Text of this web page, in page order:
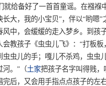
给备好了一首首童谣。在襁褓
大，我的小宝贝”，伴以“哟嗯
中，会缓缓的走入梦乡。到孩
教孩子《虫虫儿飞》：“打板
虫虫儿的手；嘎儿不杀鸡，虫虫
河。”（土家把孩子名字叫得贱，
后，又会用手指点点孩子的左